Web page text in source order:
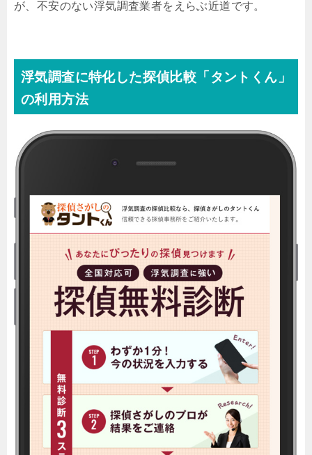
が、不安のない浮気調査業者をえらぶ近道です。
浮気調査に特化した探偵比較「タントくん」
の利用方法